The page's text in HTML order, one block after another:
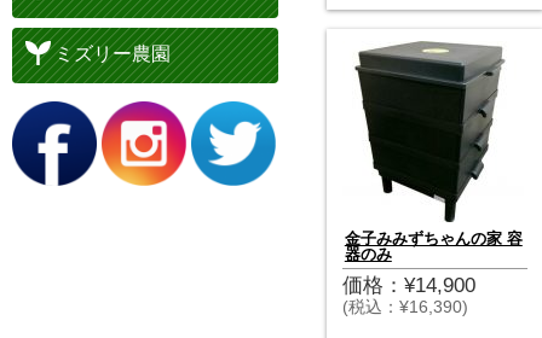
金子みみずちゃんの家 容
器のみ
価格：¥14,900
(税込：¥16,390)
ミズリー農園